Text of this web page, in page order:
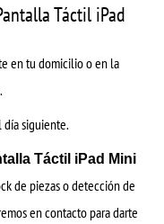
Táctil iPad
en tu domicilio o en la
día siguiente.
Táctil iPad Mini
de piezas o detección de
en contacto para darte